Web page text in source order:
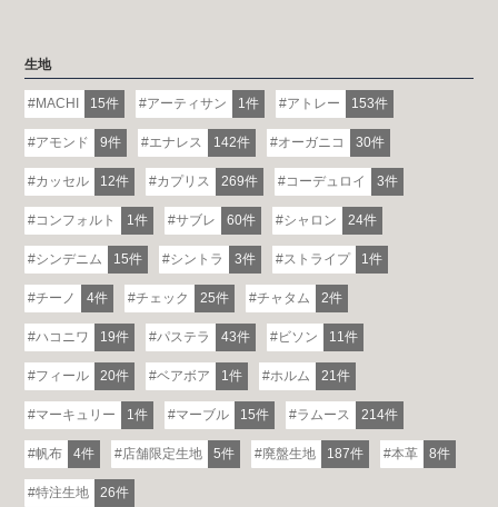
生地
MACHI 15件 アーティサン 1件 アトレー 153件
アモンド 9件 エナレス 142件 オーガニコ 30件
カッセル 12件 カプリス 269件 コーデュロイ 3件
コンフォルト 1件 サブレ 60件 シャロン 24件
シンデニム 15件 シントラ 3件 ストライプ 1件
チーノ 4件 チェック 25件 チャタム 2件
ハコニワ 19件 パステラ 43件 ビソン 11件
フィール 20件 ベアボア 1件 ホルム 21件
マーキュリー 1件 マーブル 15件 ラムース 214件
帆布 4件 店舗限定生地 5件 廃盤生地 187件 本革 8件
特注生地 26件